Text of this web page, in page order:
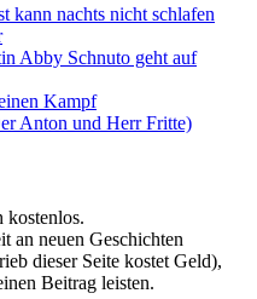
kann nachts nicht schlafen
Abby Schnuto geht auf
Kampf
Anton und Herr Fritte)
kostenlos.
an neuen Geschichten
dieser Seite kostet Geld),
Beitrag leisten.